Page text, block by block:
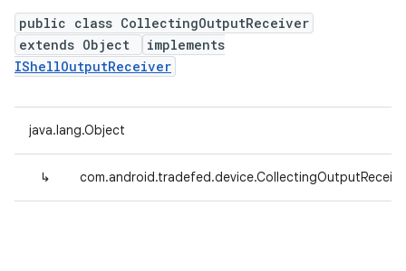
public class CollectingOutputReceiver
extends Object
implements
IShellOutputReceiver
java.lang.Object
↳